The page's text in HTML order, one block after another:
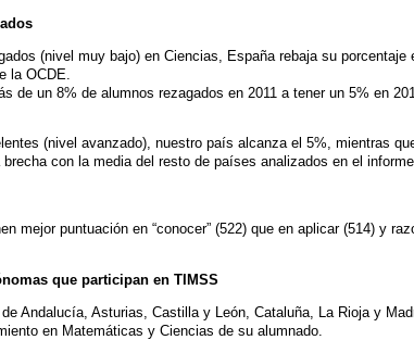
(nivel muy bajo) en Ciencias, España rebaja su
la OCDE.
de un 8% de alumnos rezagados en 2011 a tener un 5% en
(nivel avanzado), nuestro país alcanza el 5%, mientras
con la media del resto de países analizados en el
mejor puntuación en “conocer” (522) que en aplicar (514) y
que participan en TIMSS
de Andalucía, Asturias, Castilla y León, Cataluña, La Rioja y
en Matemáticas y Ciencias de su alumnado.